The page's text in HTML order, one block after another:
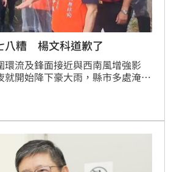
八糟 楊文科道歉了
環流及鋒面接近與西南風增強影
就開始降下豪大雨，縣市多處淹
，但最後又統一宣布下午停班